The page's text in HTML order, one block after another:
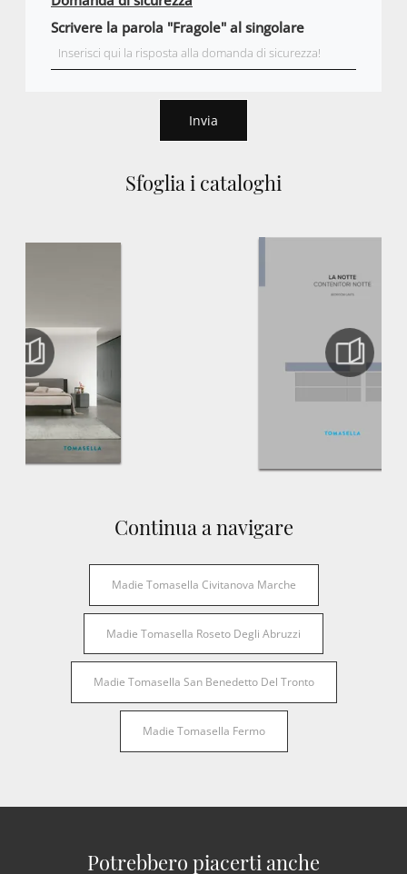
Sfoglia i cataloghi
Continua a navigare
Madie Tomasella Civitanova Marche
Madie Tomasella Roseto Degli Abruzzi
Madie Tomasella San Benedetto Del Tronto
Madie Tomasella Fermo
Scrivere la parola "Fragole" al singolare
Invia
Potrebbero piacerti anche